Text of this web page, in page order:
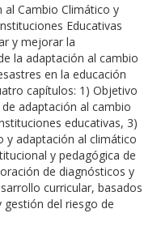
al Cambio Climático y
Educativas
y mejorar la
la adaptación al cambio
en la educación
capítulos: 1) Objetivo
adaptación al cambio
educativas, 3)
y adaptación al climático
y pedagógica de
de diagnósticos y
curricular, basados
del riesgo de